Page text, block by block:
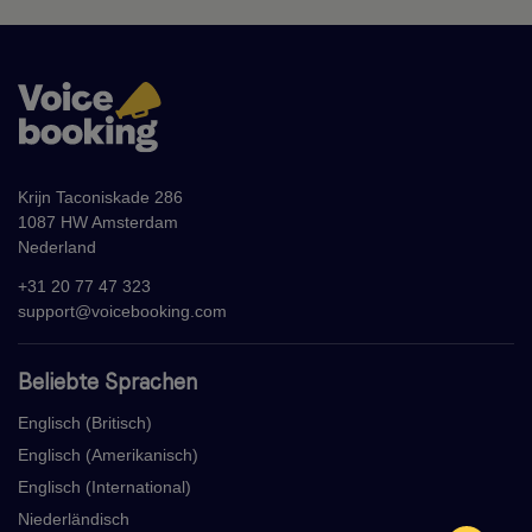
Beliebte Sprachen
Englisch (Britisch)
Englisch (Amerikanisch)
Englisch (International)
Niederländisch
Krijn Taconiskade 286
1087 HW Amsterdam
Nederland
+31 20 77 47 323
support@voicebooking.com